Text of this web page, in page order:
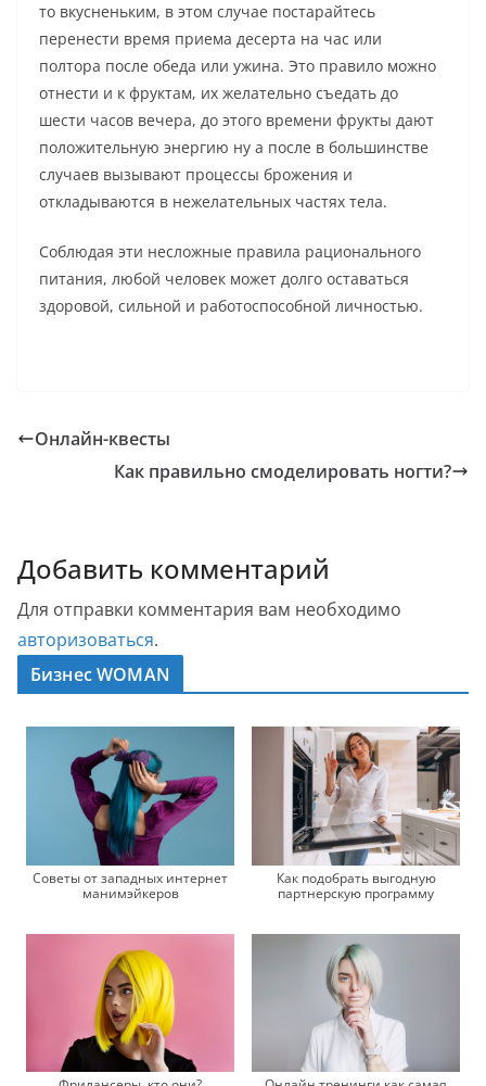
то вкусненьким, в этом случае постарайтесь
перенести время приема десерта на час или
полтора после обеда или ужина. Это правило можно
отнести и к фруктам, их желательно съедать до
шести часов вечера, до этого времени фрукты дают
положительную энергию ну а после в большинстве
случаев вызывают процессы брожения и
откладываются в нежелательных частях тела.
Соблюдая эти несложные правила рационального
питания, любой человек может долго оставаться
здоровой, сильной и работоспособной личностью.
Онлайн-квесты
Как правильно смоделировать ногти?
Добавить комментарий
Для отправки комментария вам необходимо
авторизоваться.
Бизнес WOMAN
Советы от западных интернет
манимэйкеров
Как подобрать выгодную
партнерскую программу